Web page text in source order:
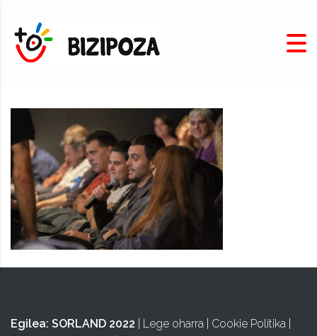
Egilea: SORLAND 2022 Lege oharra Cookie Politika